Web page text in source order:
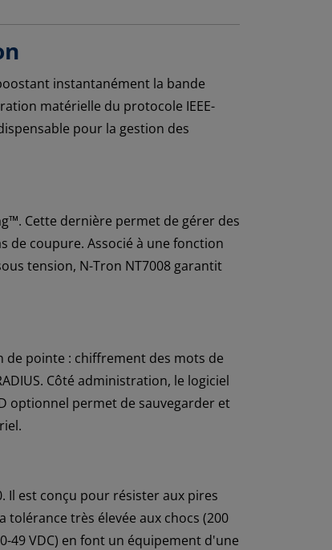
instantanément la bande
matérielle du protocole IEEE-
pour la gestion des
Cette dernière permet de gérer des
de coupure. Associé à une fonction
tension, N-Tron NT7008 garantit
pointe : chiffrement des mots de
Côté administration, le logiciel
optionnel permet de sauvegarder et
Il est conçu pour résister aux pires
tolérance très élevée aux chocs (200
49 VDC) en font un équipement d'une